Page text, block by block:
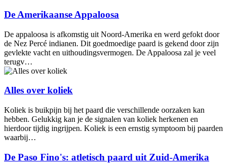
De Amerikaanse Appaloosa
De appaloosa is afkomstig uit Noord-Amerika en werd gefokt door
de Nez Percé indianen. Dit goedmoedige paard is gekend door zijn
gevlekte vacht en uithoudingsvermogen. De Appaloosa zal je veel
terugv…
Alles over koliek
Koliek is buikpijn bij het paard die verschillende oorzaken kan
hebben. Gelukkig kan je de signalen van koliek herkenen en
hierdoor tijdig ingrijpen. Koliek is een ernstig symptoom bij paarden
waarbij…
De Paso Fino's: atletisch paard uit Zuid-Amerika